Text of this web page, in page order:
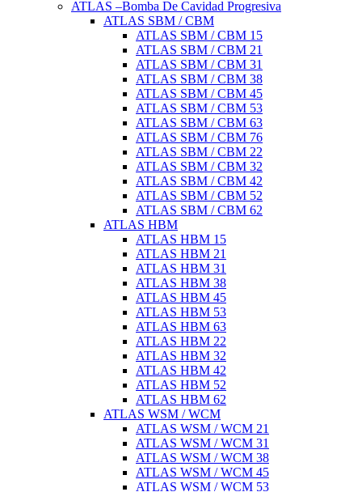
ATLAS –Bomba De Cavidad Progresiva
ATLAS SBM / CBM
ATLAS SBM / CBM 15
ATLAS SBM / CBM 21
ATLAS SBM / CBM 31
ATLAS SBM / CBM 38
ATLAS SBM / CBM 45
ATLAS SBM / CBM 53
ATLAS SBM / CBM 63
ATLAS SBM / CBM 76
ATLAS SBM / CBM 22
ATLAS SBM / CBM 32
ATLAS SBM / CBM 42
ATLAS SBM / CBM 52
ATLAS SBM / CBM 62
ATLAS HBM
ATLAS HBM 15
ATLAS HBM 21
ATLAS HBM 31
ATLAS HBM 38
ATLAS HBM 45
ATLAS HBM 53
ATLAS HBM 63
ATLAS HBM 22
ATLAS HBM 32
ATLAS HBM 42
ATLAS HBM 52
ATLAS HBM 62
ATLAS WSM / WCM
ATLAS WSM / WCM 21
ATLAS WSM / WCM 31
ATLAS WSM / WCM 38
ATLAS WSM / WCM 45
ATLAS WSM / WCM 53